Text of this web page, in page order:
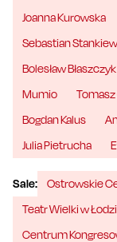
Joanna Kurowska
Sebastian
Bolesław
Mumio
Bogdan Kalus
Julia Pietrucha
Sale:
Ostrowskie
Teatr Wielki w Łodzi
Centrum